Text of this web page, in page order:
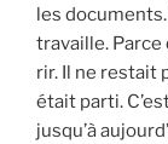
les docu­ments.
tra­vaille.
rir. Il ne res­tait
était par­ti.
jusqu’à